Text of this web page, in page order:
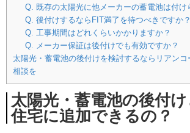
Q. 既存の太陽光に他メーカーの蓄電池は付け
Q. 後付けするならFIT満了を待つべきですか？
Q. 工事期間はどれくらいかかりますか？
Q. メーカー保証は後付けでも有効ですか？
太陽光・蓄電池の後付けを検討するならリアン
相談を
太陽光・蓄電池の後付
住宅に追加できるの？